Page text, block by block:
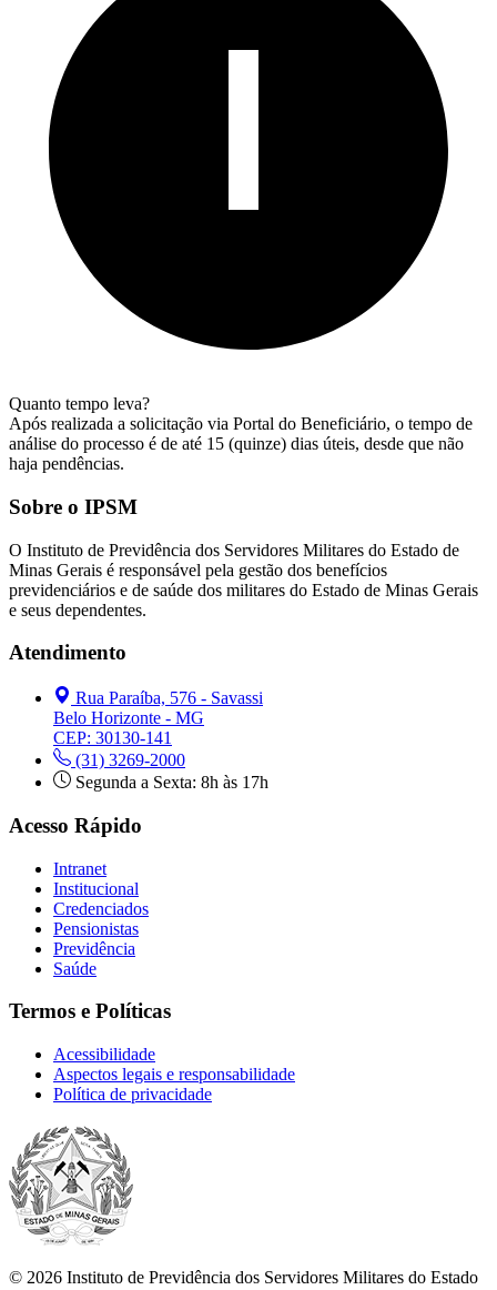
Quanto tempo leva?
Após realizada a solicitação via Portal do Beneficiário, o tempo de
análise do processo é de até 15 (quinze) dias úteis, desde que não
haja pendências.
Sobre o IPSM
O Instituto de Previdência dos Servidores Militares do Estado de
Minas Gerais é responsável pela gestão dos benefícios
previdenciários e de saúde dos militares do Estado de Minas Gerais
e seus dependentes.
Atendimento
Rua Paraíba, 576 - Savassi
Belo Horizonte - MG
CEP: 30130-141
(31) 3269-2000
Segunda a Sexta: 8h às 17h
Acesso Rápido
Intranet
Institucional
Credenciados
Pensionistas
Previdência
Saúde
Termos e Políticas
Acessibilidade
Aspectos legais e responsabilidade
Política de privacidade
© 2026 Instituto de Previdência dos Servidores Militares do Estado